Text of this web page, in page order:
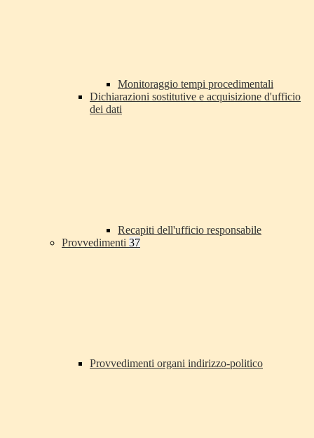
Monitoraggio tempi procedimentali
Dichiarazioni sostitutive e acquisizione d'ufficio
dei dati
Recapiti dell'ufficio responsabile
Provvedimenti 37
Provvedimenti organi indirizzo-politico